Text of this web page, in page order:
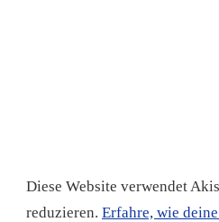
Diese Website verwendet
reduzieren. Erfahre, wie